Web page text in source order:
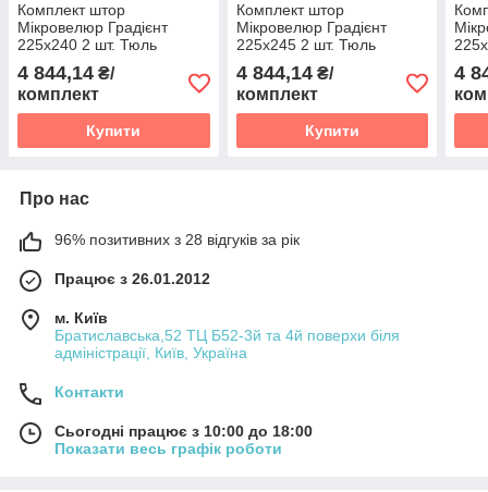
Комплект штор
Мікровелюр Градієнт
225х240 2 шт. Тюль
Градієнт Батист прозорий
500х240 перехід від
Фіолетового в Білий
4 844,14 ₴/
комплект
Купити
Комплект штор
Мікровелюр Градієнт
225х245 2 шт. Тюль
Градієнт Батист прозорий
500х245 перехід від
Фіолетового в Білий
4 844,14₴/
комплект
Купити
4
Про нас
96% позитивних з 28 відгуків за рік
Працює з 26.01.2012
м. Київ
Братиславська,52 ТЦ Б52-3й та 4й поверхи біля
адміністрації, Київ, Україна
Контакти
Сьогодні працює з 10:00 до 18:00
Показати весь графік роботи